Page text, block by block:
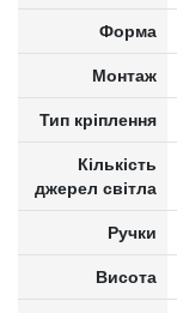
Форма
Монтаж
Тип кріплення
Кількість
джерел світла
Ручки
Висота